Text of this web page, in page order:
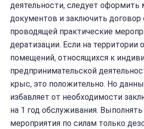
деятельности, следует
документов и заключить договор
проводящей практические
дератизации. Если на территории
помещений, относящихся к
предпринимательской
крыс, это положительно. Но
избавляет от необходимости
на 1 год обслуживания.
мероприятия по силам только